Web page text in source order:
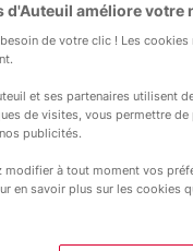
comme
d'Auteuil améliore votre
de votre clic ! Les
et ses partenaires utilisent
de visites, vous permettre de
publicités.
modifier à tout moment vos
en savoir plus sur les cookies